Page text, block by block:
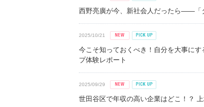
西野亮廣が今、新社会人だったら――「
2025/10/21
今こそ知っておくべき！自分を大事に
プ体験レポート
2025/09/29
世田谷区で年収の高い企業はどこ！？